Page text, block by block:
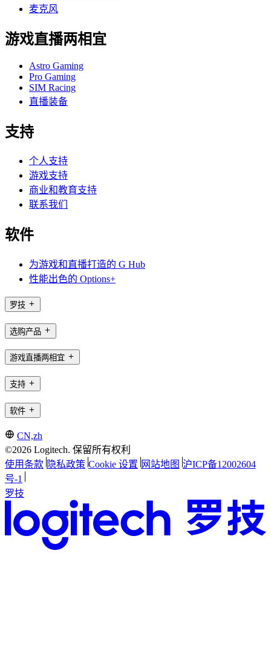
麦克风
游戏直播两相宜
Astro Gaming
Pro Gaming
SIM Racing
直播装备
支持
个人支持
游戏支持
商业和教育支持
联系我们
软件
为游戏和直播打造的 G Hub
性能出色的 Options+
罗技
选购产品
游戏直播两相宜
支持
软件
CN,zh
©2026 Logitech. 保留所有权利
使用条款 隐私政策 Cookie 设置 网站地图 沪ICP备12002604
号-1
罗技